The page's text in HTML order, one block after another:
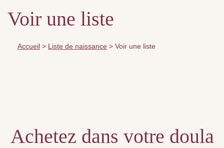
Voir une liste
Accueil > Liste de naissance > Voir une liste
Achetez dans votre doula